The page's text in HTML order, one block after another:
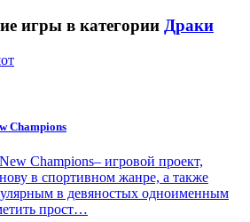
игры в категории Драки
Champions
Champions– игровой проект,
в спортивном жанре, а также
в девяностых одноименным
прост…